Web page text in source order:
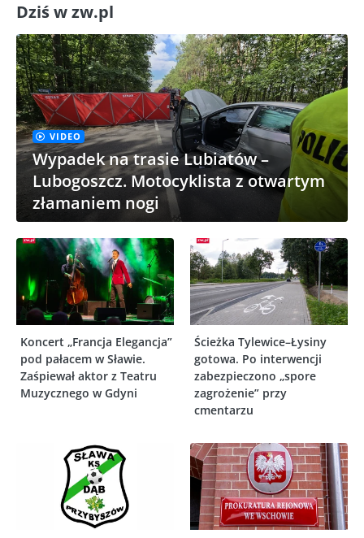
Dziś w zw.pl
VIDEO
Wypadek na trasie Lubiatów –
Lubogoszcz. Motocyklista z otwartym
złamaniem nogi
Koncert „Francja Elegancja”
pod pałacem w Sławie.
Zaśpiewał aktor z Teatru
Muzycznego w Gdyni
Ścieżka Tylewice–Łysiny
gotowa. Po interwencji
zabezpieczono „spore
zagrożenie” przy
cmentarzu